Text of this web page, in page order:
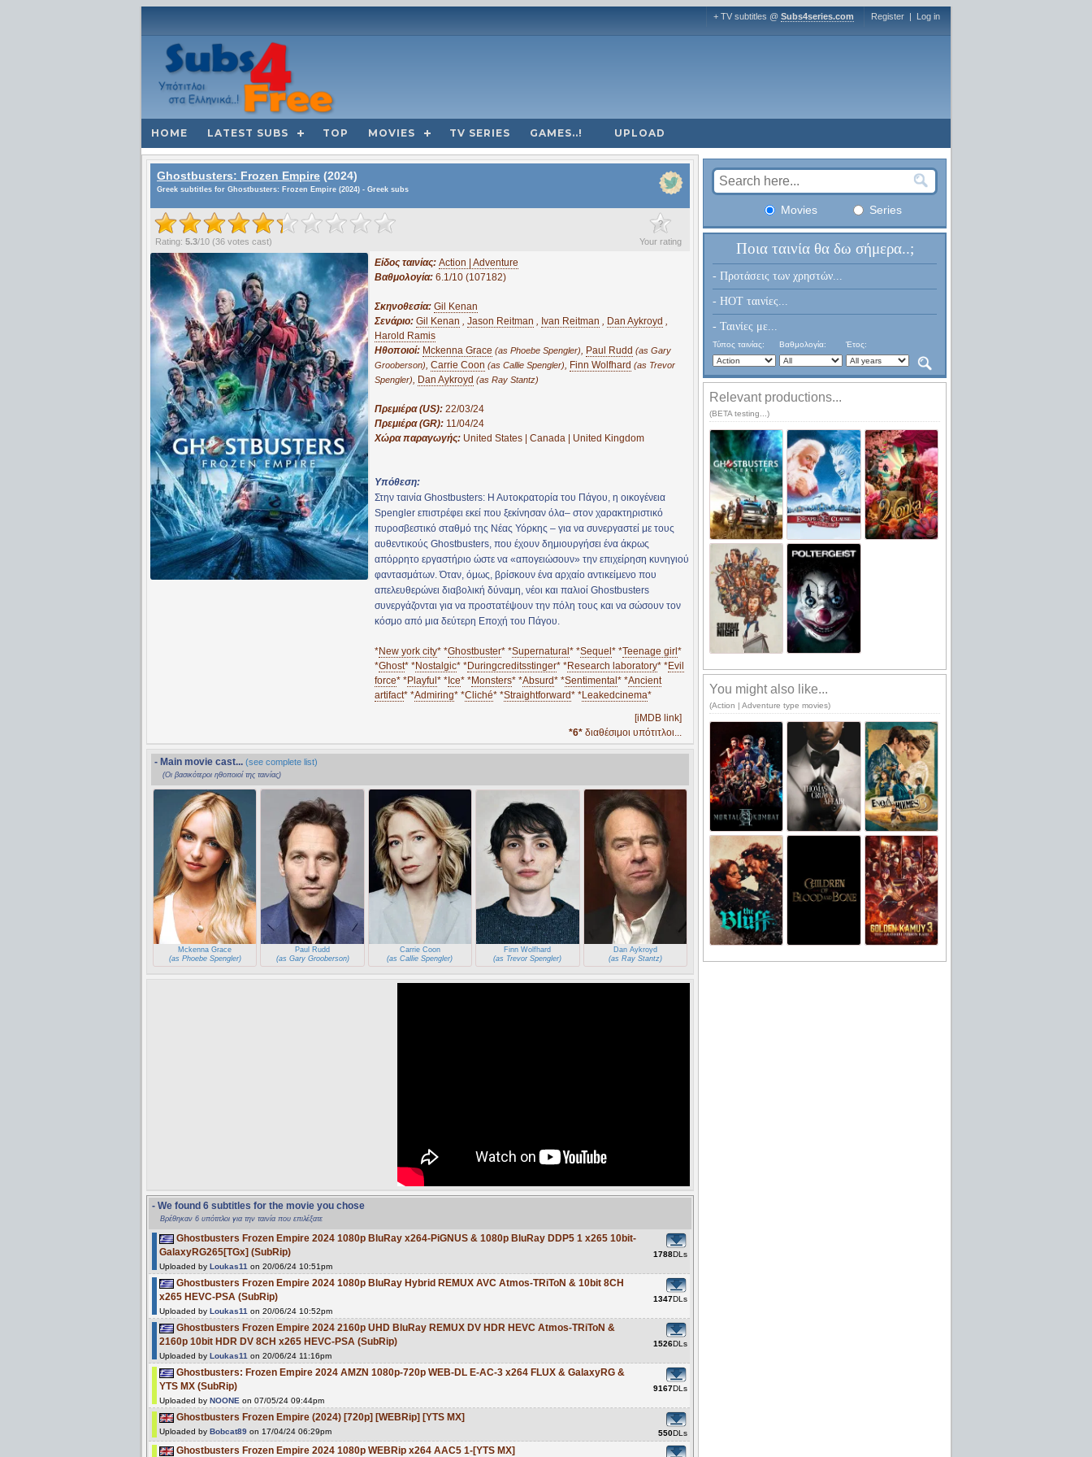
+ TV subtitles @ Subs4series.com Register | Log in
HOME LATEST SUBS TOP MOVIES TV SERIES GAMES..! UPLOAD
Ghostbusters: Frozen Empire (2024)
Greek subtitles for Ghostbusters: Frozen Empire (2024) - Greek subs
?
Your rating
Rating: 5.3/10 (36 votes cast)
Είδος ταινίας: Action | Adventure
Βαθμολογία: 6.1/10 (107182)
Σκηνοθεσία: Gil Kenan
Σενάριο: Gil Kenan , Jason Reitman , Ivan Reitman , Dan Aykroyd ,
Harold Ramis
Ηθοποιοί: Mckenna Grace (as Phoebe Spengler), Paul Rudd (as Gary
Grooberson), Carrie Coon (as Callie Spengler), Finn Wolfhard (as Trevor
Spengler), Dan Aykroyd (as Ray Stantz)
Πρεμιέρα (US): 22/03/24
Πρεμιέρα (GR): 11/04/24
Χώρα παραγωγής: United States | Canada | United Kingdom
Υπόθεση:
Στην ταινία Ghostbusters: Η Αυτοκρατορία του Πάγου, η οικογένεια
Spengler επιστρέφει εκεί που ξεκίνησαν όλα– στον χαρακτηριστικό
πυροσβεστικό σταθμό της Νέας Υόρκης – για να συνεργαστεί με τους
αυθεντικούς Ghostbusters, που έχουν δημιουργήσει ένα άκρως
απόρρητο εργαστήριο ώστε να «απογειώσουν» την επιχείρηση κυνηγιού
φαντασμάτων. Όταν, όμως, βρίσκουν ένα αρχαίο αντικείμενο που
απελευθερώνει διαβολική δύναμη, νέοι και παλιοί Ghostbusters
συνεργάζονται για να προστατέψουν την πόλη τους και να σώσουν τον
κόσμο από μια δεύτερη Εποχή του Πάγου.
*New york city* *Ghostbuster* *Supernatural * *Sequel * *Teenage girl *
*Ghost* *Nostalgic* *Duringcreditsstinger* *Research laboratory* *Evil
force* *Playful * * Ice* *Monsters* *Absurd* *Sentimental * *Ancient
artifact* *Admiring* *Cliché* *Straightforward* *Leakedcinema*
[iMDB link]
*6* διαθέσιμοι υπότιτλοι...
- Main movie cast... (see complete list)
(Οι βασικότεροι ηθοποιοί της ταινίας)
Mckenna Grace
(as Phoebe Spengler)
Paul Rudd
(as Gary Grooberson)
Carrie Coon
(as Callie Spengler)
Finn Wolfhard
(as Trevor Spengler)
Dan Aykroyd
(as Ray Stantz)
- We found 6 subtitles for the movie you chose
Βρέθηκαν 6 υπότιτλοι για την ταινία που επιλέξατε
Ghostbusters Frozen Empire 2024 1080p BluRay x264-PiGNUS & 1080p BluRay DDP5 1 x265 10bit-
GalaxyRG265[TGx] (SubRip)
Uploaded by Loukas11 on 20/06/24 10:51pm
1788DLs
Ghostbusters Frozen Empire 2024 1080p BluRay Hybrid REMUX AVC Atmos-TRiToN & 10bit 8CH
x265 HEVC-PSA (SubRip)
Uploaded by Loukas11 on 20/06/24 10:52pm
1347DLs
Ghostbusters Frozen Empire 2024 2160p UHD BluRay REMUX DV HDR HEVC Atmos-TRiToN &
2160p 10bit HDR DV 8CH x265 HEVC-PSA (SubRip)
Uploaded by Loukas11 on 20/06/24 11:16pm
1526DLs
Ghostbusters: Frozen Empire 2024 AMZN 1080p-720p WEB-DL E-AC-3 x264 FLUX & GalaxyRG &
YTS MX (SubRip)
Uploaded by NOONE on 07/05/24 09:44pm
9167DLs
Ghostbusters Frozen Empire (2024) [720p] [WEBRip] [YTS MX]
Uploaded by Bobcat89 on 17/04/24 06:29pm 550DLs
Ghostbusters Frozen Empire 2024 1080p WEBRip x264 AAC5 1-[YTS MX]
Movies Series
Ποια ταινία θα δω σήμερα..;
- Προτάσεις των χρηστών...
- HOT ταινίες...
- Ταινίες με...
Τύπος ταινίας: Βαθμολογία: Έτος:
Relevant productions...
(BETA testing...)
You might also like...
(Action | Adventure type movies)